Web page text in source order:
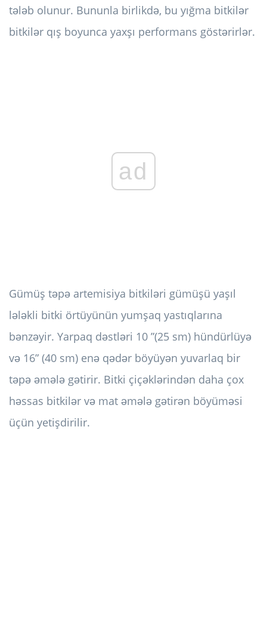
tələb olunur. Bununla birlikdə, bu yığma bitkilər
bitkilər qış boyunca yaxşı performans göstərirlər.
ad
Gümüş təpə artemisiya bitkiləri gümüşü yaşıl
lələkli bitki örtüyünün yumşaq yastıqlarına
bənzəyir. Yarpaq dəstləri 10 ”(25 sm) hündürlüyə
və 16” (40 sm) enə qədər böyüyən yuvarlaq bir
təpə əmələ gətirir. Bitki çiçəklərindən daha çox
həssas bitkilər və mat əmələ gətirən böyüməsi
üçün yetişdirilir.